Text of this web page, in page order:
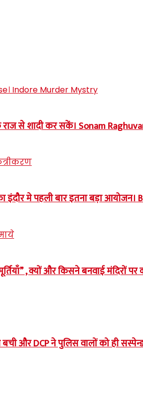
राज से शादी कर सकें। Sonam
इंदौर मे पहली बार इतना बड़ा
, क्यों और किसने बनवाई मंदिरों
और DCP ने पुलिस वालों को ही